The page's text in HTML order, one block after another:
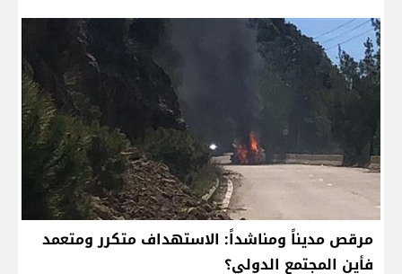
مرقص مديناً ومناشداً: الاستهداف متكرر ومتعمد
فأين المجتمع الدولي؟